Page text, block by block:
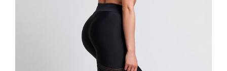
Datos personales:
He leído y acepto la Política de Privacidad